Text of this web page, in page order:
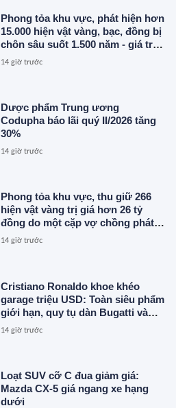
Phong tỏa khu vực, phát hiện hơn
15.000 hiện vật vàng, bạc, đồng bị
chôn sâu suốt 1.500 năm - giá trị
tương đương 63 tỷ đồng
14 giờ trước
Dược phẩm Trung ương
Codupha báo lãi quý II/2026 tăng
30%
14 giờ trước
Phong tỏa khu vực, thu giữ 266
hiện vật vàng trị giá hơn 26 tỷ
đồng do một cặp vợ chồng phát
hiện khi thay sàn nhà
14 giờ trước
Cristiano Ronaldo khoe khéo
garage triệu USD: Toàn siêu phẩm
giới hạn, quy tụ dàn Bugatti và
Ferrari đắt đỏ
14 giờ trước
Loạt SUV cỡ C đua giảm giá:
Mazda CX-5 giá ngang xe hạng
dưới